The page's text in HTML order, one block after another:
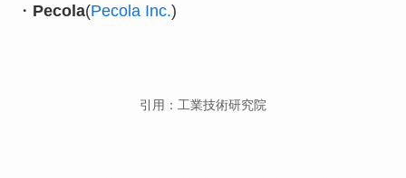
・ Pecola(Pecola Inc.)
引用：工業技術研究院